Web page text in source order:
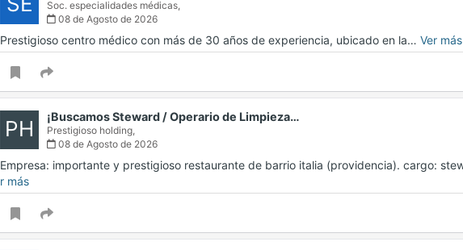
Soc. especialidades médicas,
08 de Agosto de 2026
Prestigioso centro médico con más de 30 años de experiencia, ubicado en la… Ver más
PH ¡Buscamos Steward / Operario de Limpieza…
Prestigioso holding,
08 de Agosto de 2026
Empresa: importante y prestigioso restaurante de barrio italia (providencia). cargo:
r más